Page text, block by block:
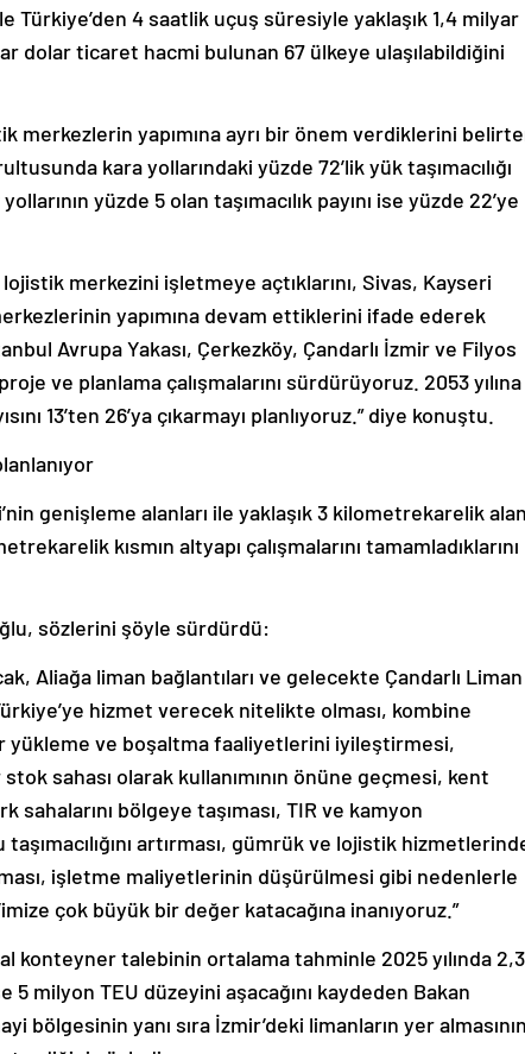
Türkiye’den 4 saatlik uçuş süresiyle yaklaşık 1,4 milyar
dolar ticaret hacmi bulunan 67 ülkeye ulaşılabildiğini
merkezlerin yapımına ayrı bir önem verdiklerini
kara yollarındaki yüzde 72’lik yük taşımacılığı
yüzde 5 olan taşımacılık payını ise yüzde 22’ye
merkezini işletmeye açtıklarını, Sivas, Kayseri
yapımına devam ettiklerini ifade ederek
Avrupa Yakası, Çerkezköy, Çandarlı İzmir ve Filyos
ve planlama çalışmalarını sürdürüyoruz. 2053 yılına
13’ten 26’ya çıkarmayı planlıyoruz.” diye konuştu.
genişleme alanları ile yaklaşık 3 kilometrekarelik
kısmın altyapı çalışmalarını tamamladıklarını
sözlerini şöyle sürdürdü:
Aliağa liman bağlantıları ve gelecekte Çandarlı Liman
hizmet verecek nitelikte olması, kombine
yükleme ve boşaltma faaliyetlerini iyileştirmesi,
sahası olarak kullanımının önüne geçmesi, kent
bölgeye taşıması, TIR ve kamyon
artırması, gümrük ve lojistik
işletme maliyetlerinin düşürülmesi gibi nedenlerle
çok büyük bir değer katacağına inanıyoruz.”
konteyner talebinin ortalama tahminle 2025 yılında 2,3
5 milyon TEU düzeyini aşacağını kaydeden Bakan
bölgesinin yanı sıra İzmir’deki limanların yer almasının